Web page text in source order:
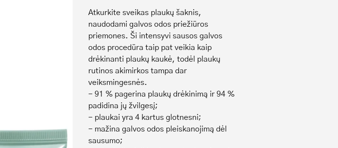
Atkurkite sveikas plaukų šaknis,
naudodami galvos odos priežiūros
priemones. Ši intensyvi sausos galvos
odos procedūra taip pat veikia kaip
drėkinanti plaukų kaukė, todėl plaukų
rutinos akimirkos tampa dar
veiksmingesnės.
- 91 % pagerina plaukų drėkinimą ir 94 %
padidina jų žvilgesį;
- plaukai yra 4 kartus glotnesni;
- mažina galvos odos pleiskanojimą dėl
sausumo;